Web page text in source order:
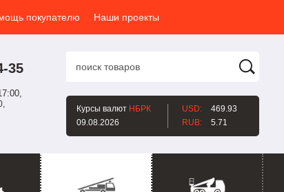
покупателю Наши проекты
35
Курсы валют НБРК
09.08.2026
USD:
469.93
RUB:
5.71